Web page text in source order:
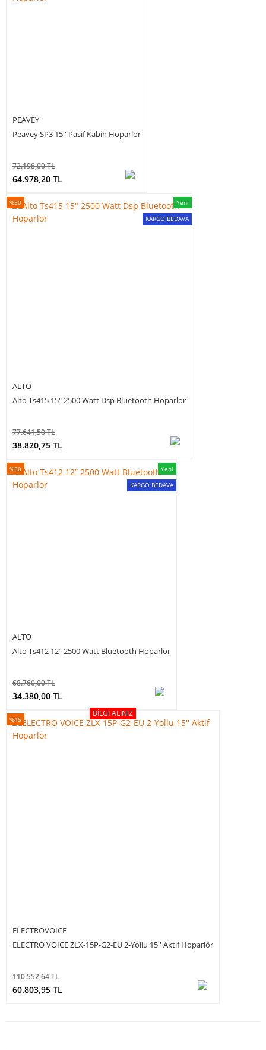
PEAVEY
Peavey SP3 15'' Pasif Kabin Hoparlör
72.198,00 TL
64.978,20 TL
Yeni
KARGO BEDAVA
ALTO
Alto Ts415 15″ 2500 Watt Dsp Bluetooth Hoparlör
%50
77.641,50 TL
38.820,75 TL
Yeni
KARGO BEDAVA
ALTO
Alto Ts412 12” 2500 Watt Bluetooth Hoparlör
%50
68.760,00 TL
34.380,00 TL
BILGI ALINIZ
ELECTROVOICE
ELECTRO VOICE ZLX-15P-G2-EU 2-Yollu 15'' Aktif Hoparlör
%45
110.552,64 TL
60.803,95 TL